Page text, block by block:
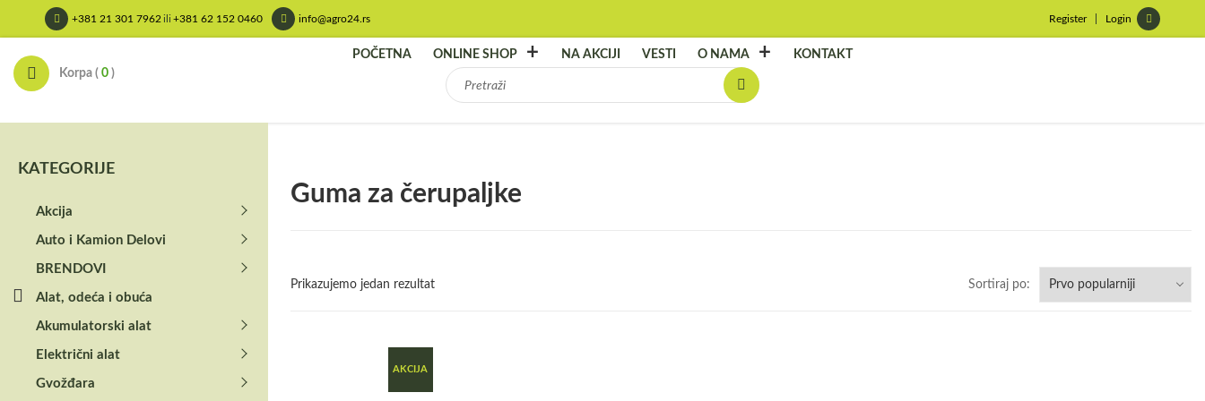
+381 21 301 7962 ili +381 62 152 0460 info@agro24.rs Register Login
POČETNA ONLINE SHOP NA AKCIJI VESTI O NAMA KONTAKT
Pretraga
za:
Korpa ( 0 )
Guma za čerupaljke
Prikazujemo jedan rezultat Sortiraj po:
AKCIJA
KATEGORIJE
Akcija
Auto i Kamion Delovi
BRENDOVI
Alat, odeća i obuća
Akumulatorski alat
Električni alat
Gvožđara